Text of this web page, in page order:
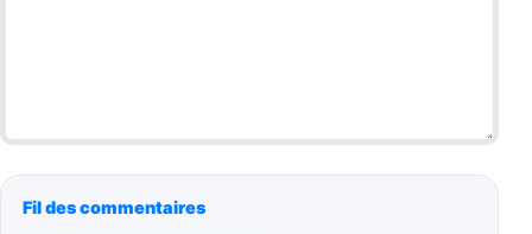
Fil des commentaires